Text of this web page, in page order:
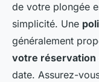
de votre plongée
simplicité. Une
généralement
votre réservation
date. Assurez-